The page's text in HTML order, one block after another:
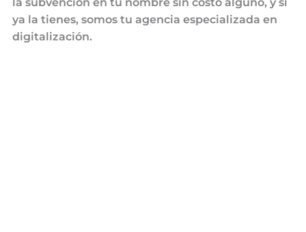
ya la tienes, somos tu agencia especializada en
digitalización.